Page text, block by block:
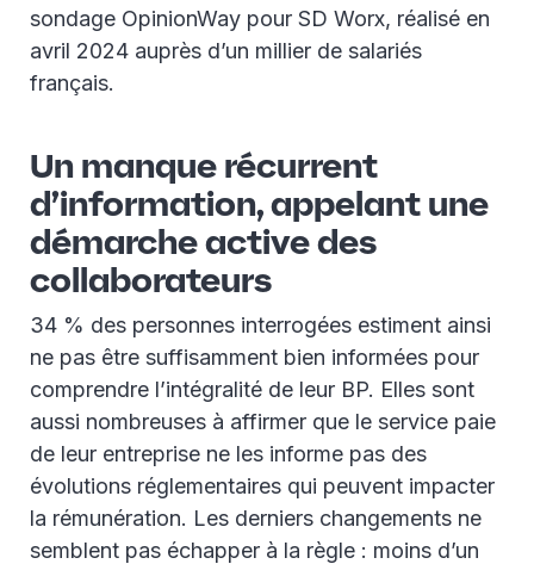
sondage OpinionWay pour SD Worx, réalisé en
avril 2024 auprès d’un millier de salariés
français.
Un manque récurrent
d’information, appelant une
démarche active des
collaborateurs
34 % des personnes interrogées estiment ainsi
ne pas être suffisamment bien informées pour
comprendre l’intégralité de leur BP. Elles sont
aussi nombreuses à affirmer que le service paie
de leur entreprise ne les informe pas des
évolutions réglementaires qui peuvent impacter
la rémunération. Les derniers changements ne
semblent pas échapper à la règle : moins d’un